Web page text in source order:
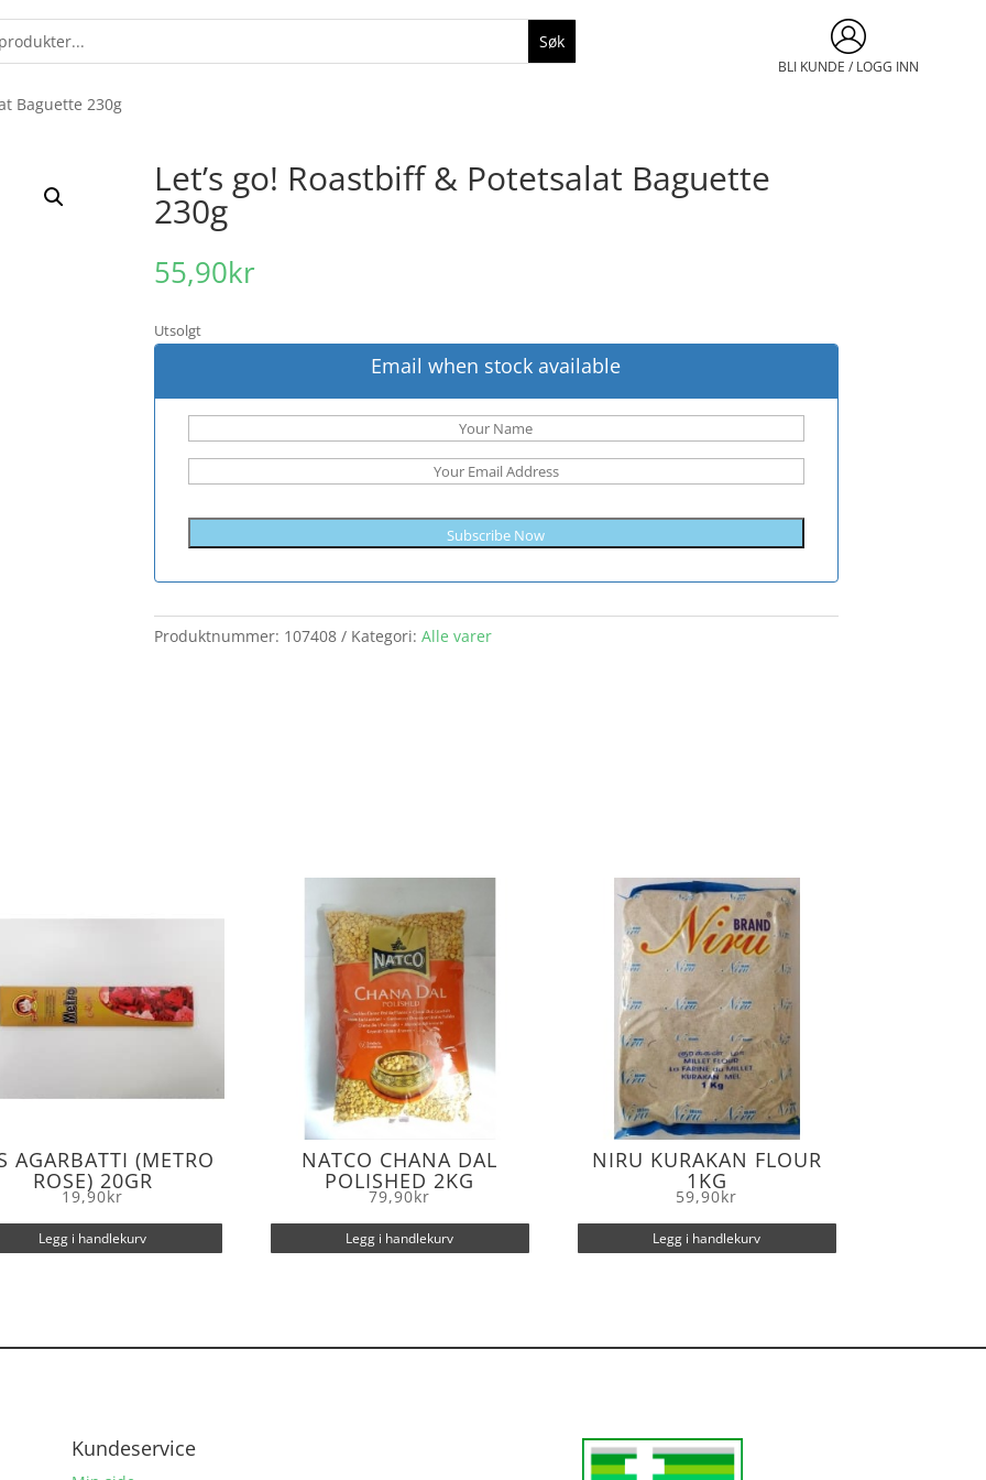
BLI KUNDE / LOGG INN
Baguette 230g
Let’s go! Roastbiff & Potetsalat Baguette
230g
55,90kr
Utsolgt
Email when stock available
Subscribe Now
Produktnummer: 107408 Kategori:Alle varer
AGARBATTI (METRO
ROSE) 20GR
19,90kr
Legg i handlekurv
NATCO CHANA DAL
POLISHED 2KG
79,90kr
Legg i handlekurv
NIRU KURAKAN FLOUR
1KG
59,90kr
Legg i handlekurv
Kundeservice